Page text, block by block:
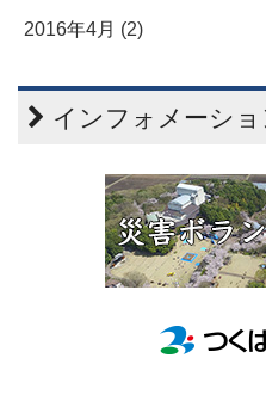
2016年4月 (2)
インフォメーショ